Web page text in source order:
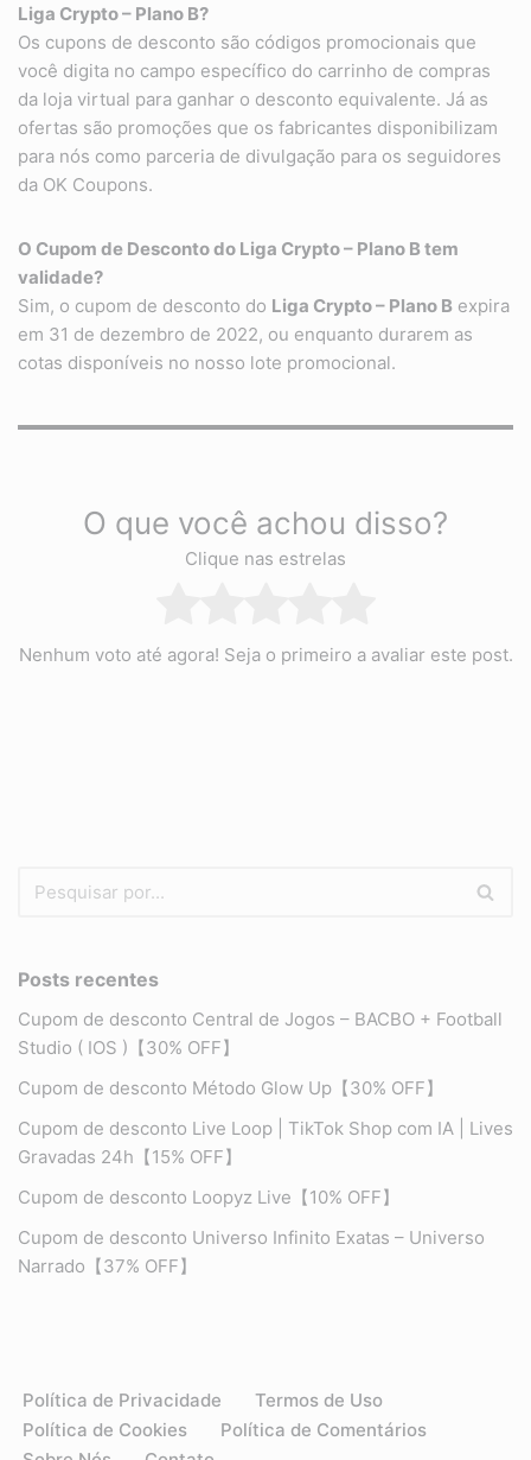
Liga Crypto – Plano B?
Os cupons de desconto são códigos promocionais que
você digita no campo específico do carrinho de compras
da loja virtual para ganhar o desconto equivalente. Já as
ofertas são promoções que os fabricantes disponibilizam
para nós como parceria de divulgação para os seguidores
da OK Coupons.
O Cupom de Desconto do Liga Crypto – Plano Btem
validade?
Sim, o cupom de desconto do Liga Crypto – Plano B expira
em 31 de dezembro de 2022, ou enquanto durarem as
cotas disponíveis no nosso lote promocional.
O que você achou disso?
Clique nas estrelas
Nenhum voto até agora! Seja o primeiro a avaliar este post.
Posts recentes
Cupom de desconto Central de Jogos – BACBO + Football
Studio ( IOS )【30% OFF】
Cupom de desconto Método Glow Up【30% OFF】
Cupom de desconto Live Loop | TikTok Shop com IA | Lives
Gravadas 24h【15% OFF】
Cupom de desconto Loopyz Live【10% OFF】
Cupom de desconto Universo Infinito Exatas – Universo
Narrado【37% OFF】
Política de Privacidade
Termos de Uso
Política de Cookies
Política de Comentários